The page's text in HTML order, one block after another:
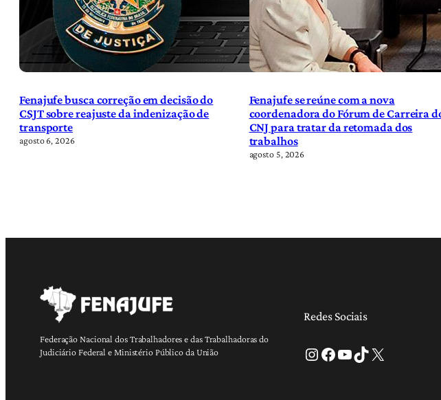
Fenajufe busca correção em decisão do
CSJT sobre reajuste da indenização de
transporte
agosto 6, 2026
Fenajufe se reúne com a nova
coordenadora do Fórum de Carreira
CNJ para tratar da retomada dos
trabalhos
agosto 5, 2026
Federação Nacional dos Trabalhadores e das Trabalhadoras do
Judiciário Federal e Ministério Público da União
Redes Sociais
Instagram Facebook Youtube TikTok X